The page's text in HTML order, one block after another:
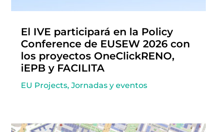
El IVE participará en la Policy
Conference de EUSEW 2026 con
los proyectos OneClickRENO,
iEPB y FACILITA
EU Projects, Jornadas y eventos